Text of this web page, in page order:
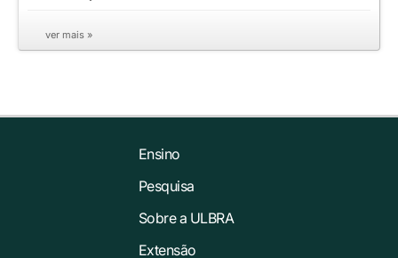
ver mais »
Ensino
Pesquisa
Sobre a ULBRA
Extensão